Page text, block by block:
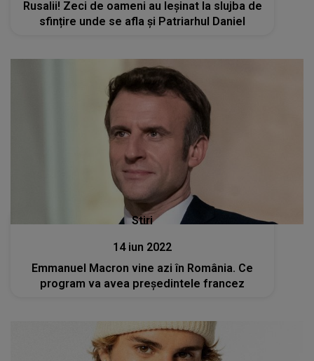
Rusalii! Zeci de oameni au leșinat la slujba de
sfințire unde se afla și Patriarhul Daniel
Stiri
14 iun 2022
Emmanuel Macron vine azi în România. Ce
program va avea președintele francez